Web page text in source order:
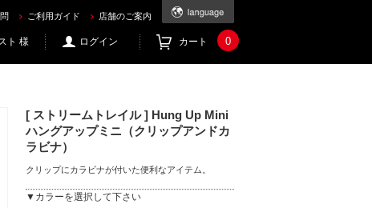
ec.mic21.com
ご利用ガイド 店舗のご案内
ト 様 ログイン カート 0
[ ストリームトレイル ] Hung Up Mini
ハングアップミニ（クリップアンドカ
ラビナ）
クリップにカラビナが付いた便利なアイテム。
▼カラーを選択して下さい